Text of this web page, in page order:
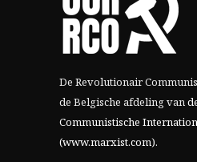
De Revolutionair
de Belgische afdeling van
Communistische
(www.marxist.com).